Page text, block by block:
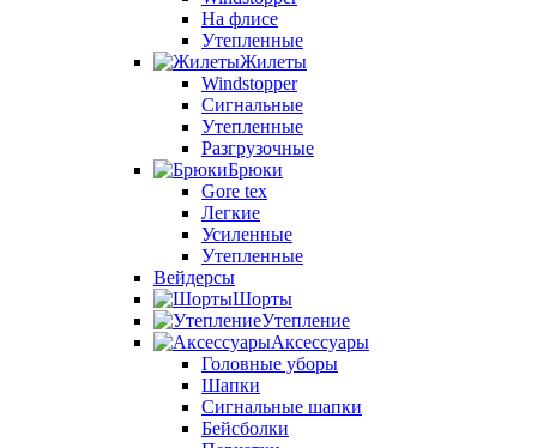
На флисе
Утепленные
Жилеты
Windstopper
Сигнальные
Утепленные
Разгрузочные
Брюки
Gore tex
Легкие
Усиленные
Утепленные
Вейдерсы
Шорты
Утепление
Аксессуары
Головные уборы
Шапки
Сигнальные шапки
Бейсболки